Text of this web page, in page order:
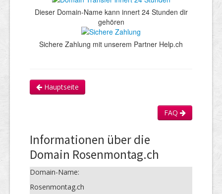
Dieser Domain-Name kann innert 24 Stunden dir
gehören
Sichere Zahlung mit unserem Partner Help.ch
Hauptseite
FAQ
Informationen über die
Domain Rosenmontag.ch
Domain-Name:
Rosenmontag.ch